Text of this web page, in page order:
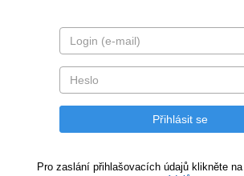
Pro zaslání přihlašovacích údajů klikněte na